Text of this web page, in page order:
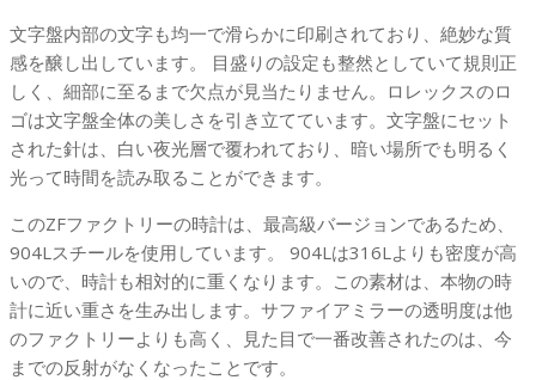
文
字
盤
グ
レ
ー
ト
ッ
プ
個
文字盤内部の文字も均一で滑らかに印刷されており、絶妙な質
感を醸し出しています。 目盛りの設定も整然としていて規則正
しく、細部に至るまで欠点が見当たりません。ロレックスのロ
ゴは文字盤全体の美しさを引き立てています。文字盤にセット
された針は、白い夜光層で覆われており、暗い場所でも明るく
光って時間を読み取ることができます。
このZFファクトリーの時計は、最高級バージョンであるため、
904Lスチールを使用しています。 904Lは316Lよりも密度が高
いので、時計も相対的に重くなります。この素材は、本物の時
計に近い重さを生み出します。サファイアミラーの透明度は他
のファクトリーよりも高く、見た目で一番改善されたのは、今
までの反射がなくなったことです。